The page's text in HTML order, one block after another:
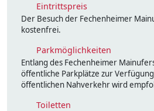
Eintrittspreis
Der Besuch der Fechenheimer
kostenfrei.
Parkmöglichkeiten
Entlang des Fechenheimer
öffentliche Parkplätze zur
öffentlichen Nahverkehr wird
Toiletten